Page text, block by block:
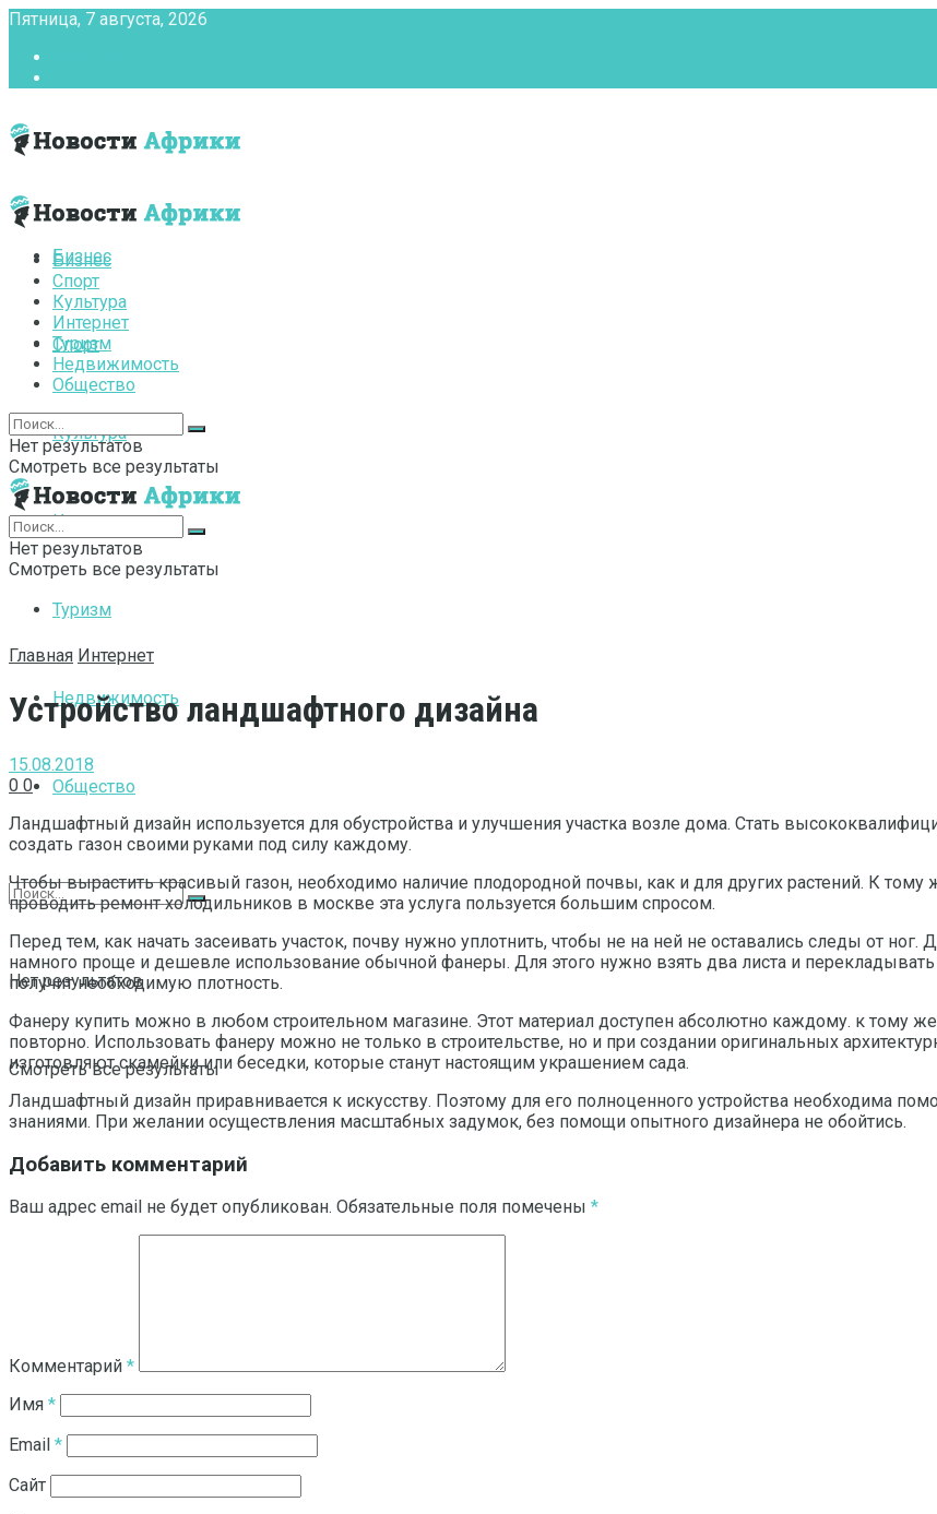
Пятница, 7 августа, 2026
Бизнес
Спорт
Культура
Интернет
Туризм
Недвижимость
Общество
Нет результатов
Смотреть все результаты
Бизнес
Спорт
Культура
Интернет
Туризм
Недвижимость
Общество
Нет результатов
Смотреть все результаты
Нет результатов
Смотреть все результаты
Главная Интернет
Устройство ландшафтного дизайна
15.08.2018
0 0
Ландшафтный дизайн используется для обустройства и улучшения участка возле дома. Стать
создать газон своими руками под силу каждому.
Чтобы вырастить красивый газон, необходимо наличие плодородной почвы, как и для других растений. К тому
проводить ремонт холодильников в москве эта услуга пользуется большим спросом.
Перед тем, как начать засеивать участок, почву нужно уплотнить, чтобы не на ней не оставались следы от
намного проще и дешевле использование обычной фанеры. Для этого нужно взять два листа и
получит необходимую плотность.
Фанеру купить можно в любом строительном магазине. Этот материал доступен абсолютно каждому. к тому
повторно. Использовать фанеру можно не только в строительстве, но и при создании оригинальных
изготовляют скамейки или беседки, которые станут настоящим украшением сада.
Ландшафтный дизайн приравнивается к искусству. Поэтому для его полноценного устройства необходима
знаниями. При желании осуществления масштабных задумок, без помощи опытного дизайнера не обойтись.
Добавить комментарий
Ваш адрес email не будет опубликован. Обязательные поля помечены *
Комментарий *
Имя *
Email *
Сайт